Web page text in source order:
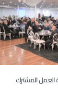
العمل المشترك